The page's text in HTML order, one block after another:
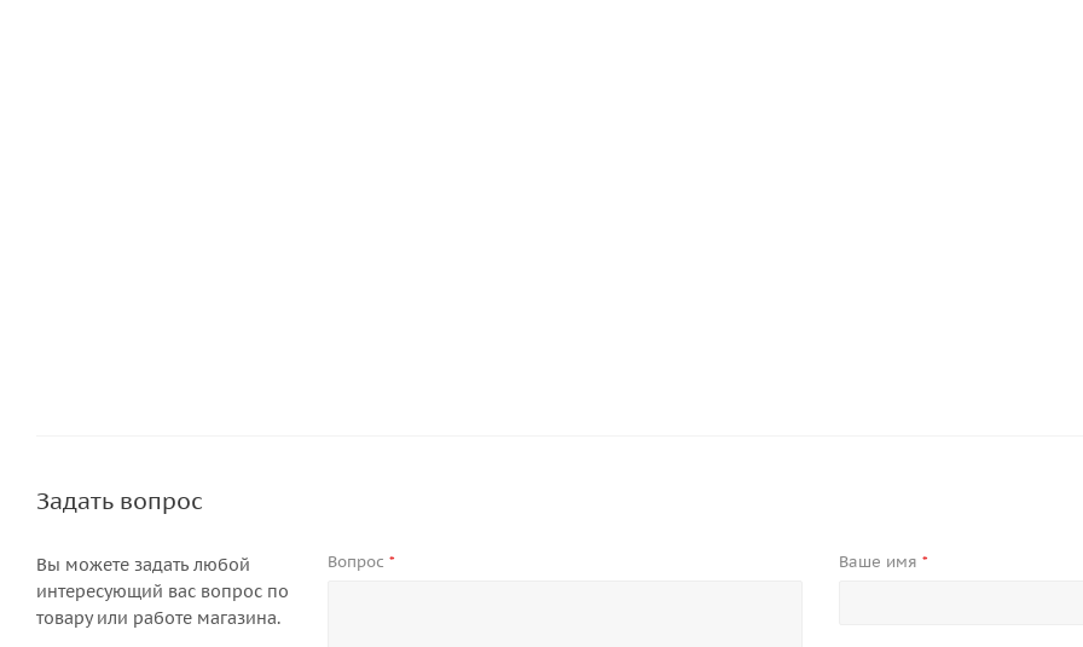
Задать вопрос
Вы можете задать любой
интересующий вас вопрос по
товару или работе магазина.
Вопрос* Ваше имя *